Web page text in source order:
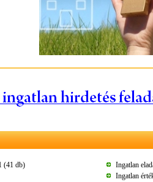
(41 db)
Ingatlan
Ingatlan